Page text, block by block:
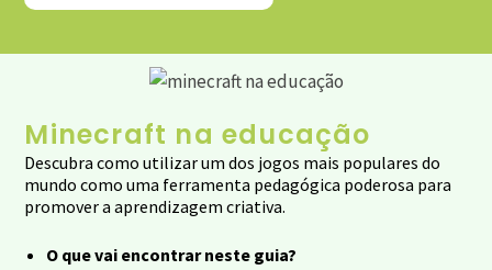
Minecraft na educação
Descubra como utilizar um dos jogos mais populares do
mundo como uma ferramenta pedagógica poderosa para
promover a aprendizagem criativa.
O que vai encontrar neste guia?